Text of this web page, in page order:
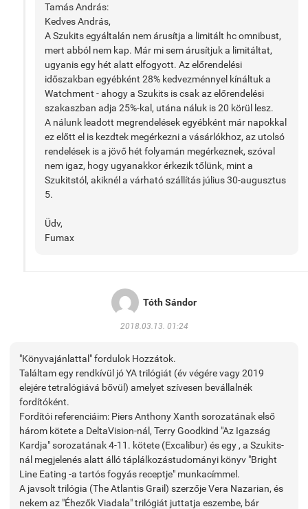
Tamás András:
Kedves András,
A Szukits egyáltalán nem árusítja a limitált hc omnibust,
mert abból nem kap. Már mi sem árusítjuk a limitáltat,
ugyanis egy hét alatt elfogyott. Az előrendelési
időszakban egyébként 28% kedvezménnyel kínáltuk a
Watchment - ahogy a Szukits is csak az előrendelési
szakaszban adja 25%-kal, utána náluk is 20 körül lesz.
A nálunk leadott megrendelések egyébként már napokkal
ez előtt el is kezdtek megérkezni a vásárlókhoz, az utolsó
rendelések is a jövő hét folyamán megérkeznek, szóval
nem igaz, hogy ugyanakkor érkezik tőlünk, mint a
Szukitstól, akiknél a várható szállítás július 30-augusztus
5.
Üdv,
Fumax
Tóth Sándor
2018.03.13. 01:24
"Könyvajánlattal" fordulok Hozzátok.
Találtam egy rendkívül jó YA trilógiát (év végére vagy 2019
elejére tetralógiává bővül) amelyet szívesen bevállalnék
fordítóként.
Fordítói referenciáim: Piers Anthony Xanth sorozatának első
három kötete a DeltaVision-nál, Terry Goodkind "Az Igazság
Kardja" sorozatának 4-11. kötete (Excalibur) és egy , a Szukits-
nál megjelenés alatt álló táplálkozástudományi könyv "Bright
Line Eating -a tartós fogyás receptje" munkacímmel.
A javsolt trilógia (The Atlantis Grail) szerzője Vera Nazarian, és
nekem az "Éhezők Viadala" trilógiát juttatja eszembe, bár